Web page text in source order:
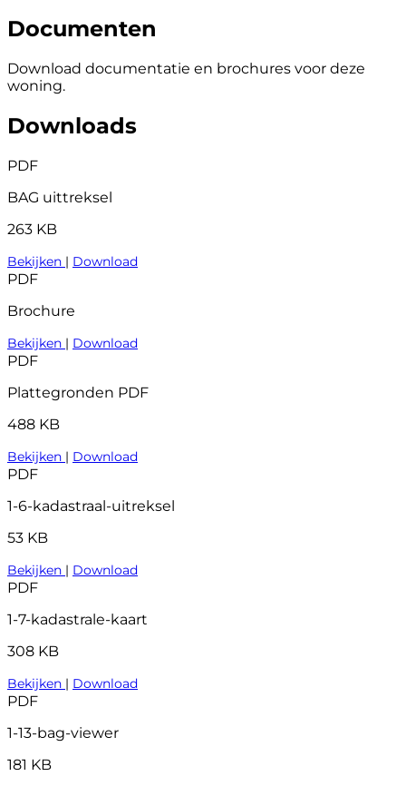
Documenten
Download documentatie en brochures voor deze
woning.
Downloads
PDF
BAG uittreksel
263 KB
Bekijken | Download
PDF
Brochure
Bekijken | Download
PDF
Plattegronden PDF
488 KB
Bekijken | Download
PDF
1-6-kadastraal-uitreksel
53 KB
Bekijken | Download
PDF
1-7-kadastrale-kaart
308 KB
Bekijken | Download
PDF
1-13-bag-viewer
181 KB